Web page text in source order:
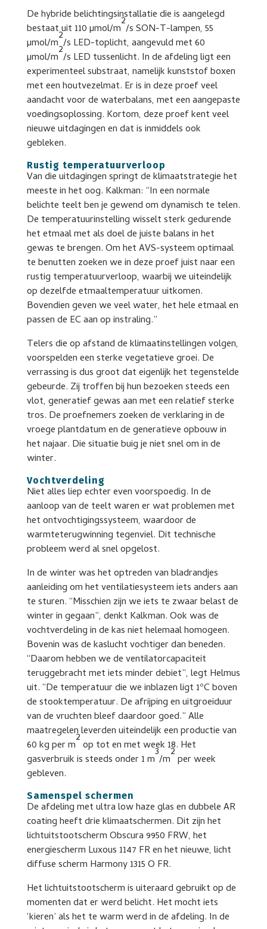
De hybride belichtingsinstallatie die is aangelegd
bestaat uit 110 µmol/m2/s SON-T-lampen, 55
µmol/m2/s LED-toplicht, aangevuld met 60
µmol/m2/s LED tussenlicht. In de afdeling ligt een
experimenteel substraat, namelijk kunststof boxen
met een houtvezelmat. Er is in deze proef veel
aandacht voor de waterbalans, met een aangepaste
voedingsoplossing. Kortom, deze proef kent veel
nieuwe uitdagingen en dat is inmiddels ook
gebleken.
Rustig temperatuurverloop
Van die uitdagingen springt de klimaatstrategie het
meeste in het oog. Kalkman: “In een normale
belichte teelt ben je gewend om dynamisch te telen.
De temperatuurinstelling wisselt sterk gedurende
het etmaal met als doel de juiste balans in het
gewas te brengen. Om het AVS-systeem optimaal
te benutten zoeken we in deze proef juist naar een
rustig temperatuurverloop, waarbij we uiteindelijk
op dezelfde etmaaltemperatuur uitkomen.
Bovendien geven we veel water, het hele etmaal en
passen de EC aan op instraling.”
Telers die op afstand de klimaatinstellingen volgen,
voorspelden een sterke vegetatieve groei. De
verrassing is dus groot dat eigenlijk het tegenstelde
gebeurde. Zij troffen bij hun bezoeken steeds een
vlot, generatief gewas aan met een relatief sterke
tros. De proefnemers zoeken de verklaring in de
vroege plantdatum en de generatieve opbouw in
het najaar. Die situatie buig je niet snel om in de
winter.
Vochtverdeling
Niet alles liep echter even voorspoedig. In de
aanloop van de teelt waren er wat problemen met
het ontvochtigingssysteem, waardoor de
warmteterugwinning tegenviel. Dit technische
probleem werd al snel opgelost.
In de winter was het optreden van bladrandjes
aanleiding om het ventilatiesysteem iets anders aan
te sturen. “Misschien zijn we iets te zwaar belast de
winter in gegaan”, denkt Kalkman. Ook was de
vochtverdeling in de kas niet helemaal homogeen.
Bovenin was de kaslucht vochtiger dan beneden.
“Daarom hebben we de ventilatorcapaciteit
teruggebracht met iets minder debiet”, legt Helmus
uit. “De temperatuur die we inblazen ligt 1ºC boven
de stooktemperatuur. De afrijping en uitgroeiduur
van de vruchten bleef daardoor goed.” Alle
maatregelen leverden uiteindelijk een productie van
60 kg per m2op tot en met week 18. Het
gasverbruik is steeds onder 1 m3/m2per week
gebleven.
Samenspel schermen
De afdeling met ultra low haze glas en dubbele AR
coating heeft drie klimaatschermen. Dit zijn het
lichtuitstootscherm Obscura 9950 FRW, het
energiescherm Luxous 1147 FR en het nieuwe, licht
diffuse scherm Harmony 1315 O FR.
Het lichtuitstootscherm is uiteraard gebruikt op de
momenten dat er werd belicht. Het mocht iets
‘kieren’ als het te warm werd in de afdeling. In de